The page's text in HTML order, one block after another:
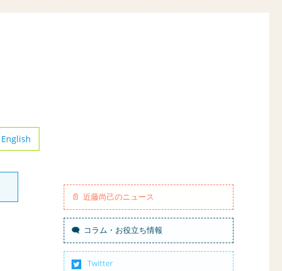
English
近藤尚己のニュース
コラム・お役立ち情報
Twitter